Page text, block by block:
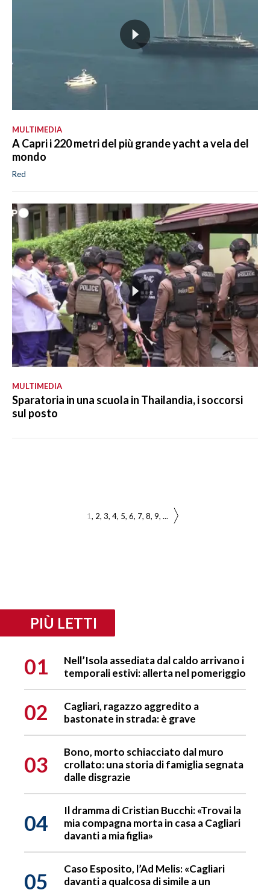
MULTIMEDIA
A Capri i 220 metri del più grande yacht a vela del
mondo
Red
MULTIMEDIA
Sparatoria in una scuola in Thailandia, i soccorsi
sul posto
1 2 3 4 5 6 7 8 9 ...
PIÙ LETTI
01
Nell’Isola assediata dal caldo arrivano i
temporali estivi: allerta nel pomeriggio
02
Cagliari, ragazzo aggredito a
bastonate in strada: è grave
03
Bono, morto schiacciato dal muro
crollato: una storia di famiglia segnata
dalle disgrazie
04
Il dramma di Cristian Bucchi: «Trovai la
mia compagna morta in casa a Cagliari
davanti a mia figlia»
05
Caso Esposito, l’Ad Melis: «Cagliari
davanti a qualcosa di simile a un